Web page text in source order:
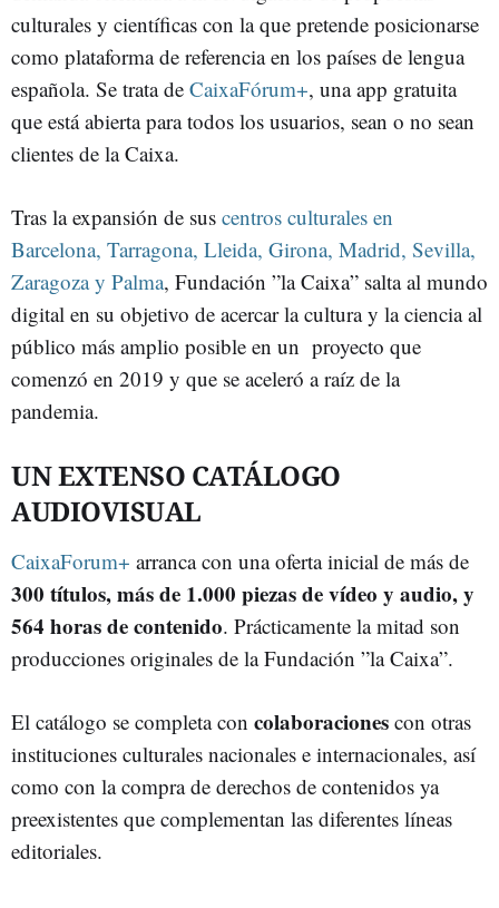
culturales y científicas con la que pretende posicionarse
como plataforma de referencia en los países de lengua
española. Se trata de CaixaFórum+, una app gratuita
que está abierta para todos los usuarios, sean o no sean
clientes de la Caixa.
Tras la expansión de sus centros culturales en
Barcelona, Tarragona, Lleida, Girona, Madrid, Sevilla,
Zaragoza y Palma, Fundación ”la Caixa” salta al mundo
digital en su objetivo de acercar la cultura y la ciencia al
público más amplio posible en un proyecto que
comenzó en 2019 y que se aceleró a raíz de la
pandemia.
UN EXTENSO CATÁLOGO
AUDIOVISUAL
CaixaForum+ arranca con una oferta inicial de más de
300 títulos, más de 1.000 piezas de vídeo y audio, y
564 horas de contenido. Prácticamente la mitad son
producciones originales de la Fundación ”la Caixa”.
El catálogo se completa con colaboraciones con otras
instituciones culturales nacionales e internacionales, así
como con la compra de derechos de contenidos ya
preexistentes que complementan las diferentes líneas
editoriales.